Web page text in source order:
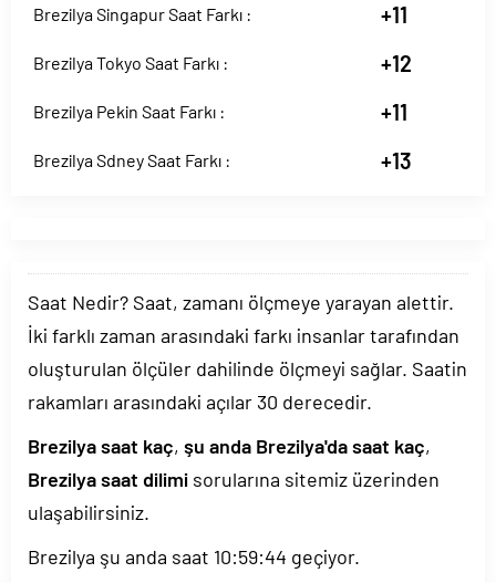
Brezilya Singapur Saat Farkı : +11
Brezilya Tokyo Saat Farkı : +12
Brezilya Pekin Saat Farkı : +11
Brezilya Sdney Saat Farkı : +13
Saat Nedir? Saat, zamanı ölçmeye yarayan alettir.
İki farklı zaman arasındaki farkı insanlar tarafından
oluşturulan ölçüler dahilinde ölçmeyi sağlar. Saatin
rakamları arasındaki açılar 30 derecedir.
Brezilya saat kaç, şu anda Brezilya'da saat kaç,
Brezilya saat dilimi sorularına sitemiz üzerinden
ulaşabilirsiniz.
Brezilya şu anda saat 10:59:44 geçiyor.